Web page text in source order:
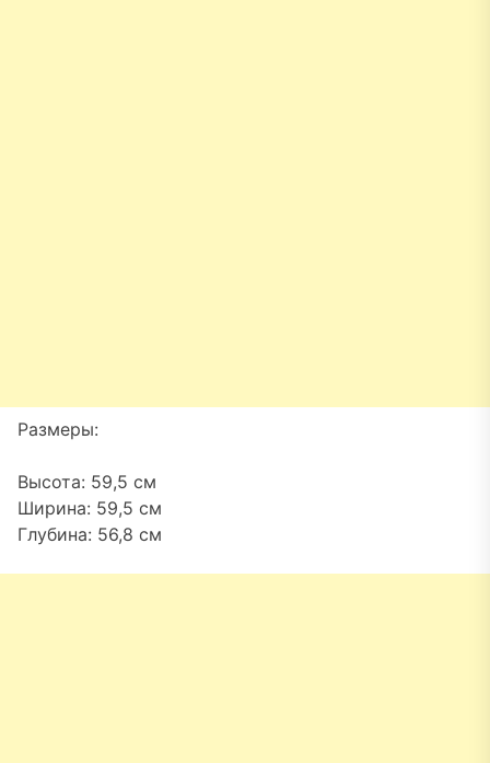
Размеры:
Высота: 59,5 см
Ширина: 59,5 см
Глубина: 56,8 см